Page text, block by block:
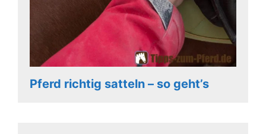
Pferd richtig satteln – so geht’s